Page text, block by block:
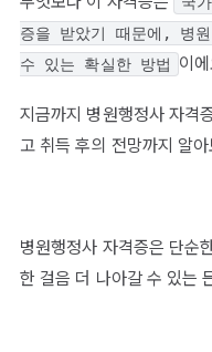
증을 받았기 때문에, 병
수 있는 확실한 방법
이
지금까지 병원행정사 자격
고 취득 후의 전망까지 알
병원행정사 자격증은 단순
한 걸음 더 나아갈 수 있는